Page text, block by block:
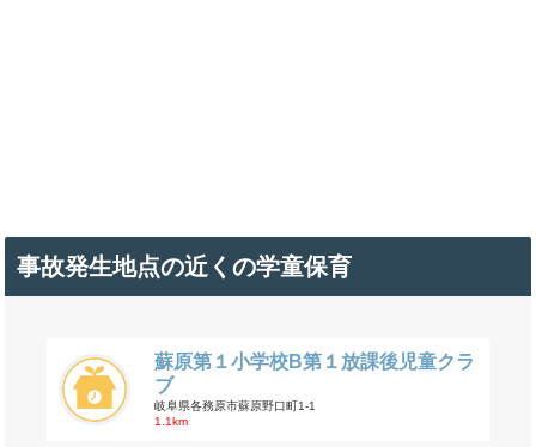
事故発生地点の近くの学童保育
蘇原第１小学校B第１放課後児童クラ
ブ
岐阜県各務原市蘇原野口町1-1
1.1km